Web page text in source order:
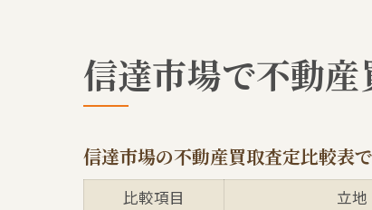
信達市場で不動
信達市場の不動産買取査定比較表
比較項目 立地